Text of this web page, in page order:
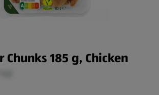
Chunks 185 g, Chicken